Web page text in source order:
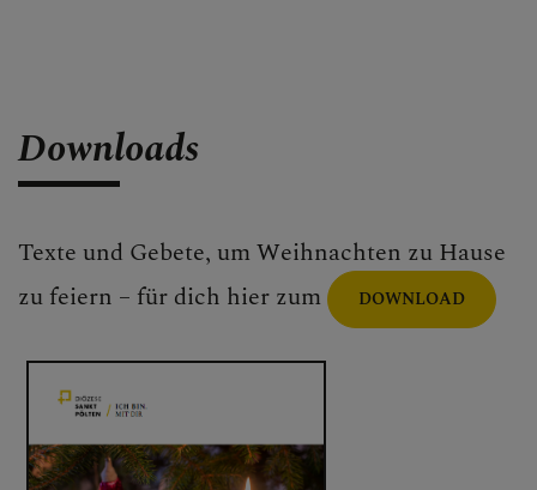
Downloads
Texte und Gebete, um Weihnachten zu Hause
zu feiern – für dich hier zum
DOWNLOAD